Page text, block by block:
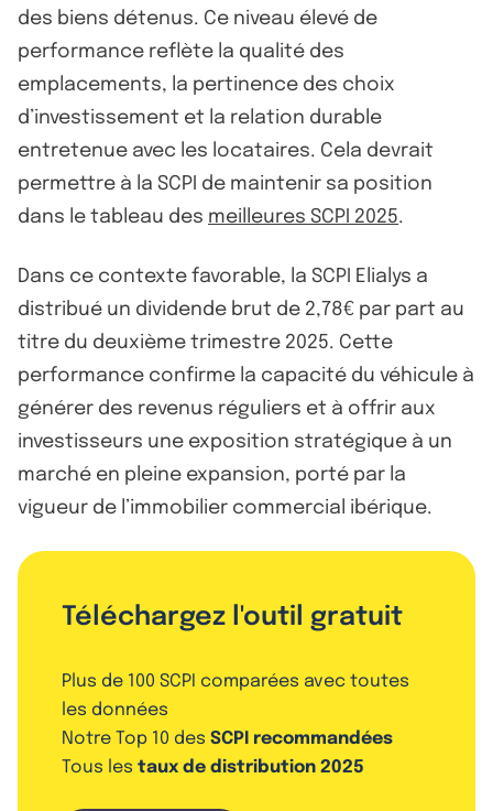
des biens détenus. Ce niveau élevé de
performance reflète la qualité des
emplacements, la pertinence des choix
d’investissement et la relation durable
entretenue avec les locataires. Cela devrait
permettre à la SCPI de maintenir sa position
dans le tableau des meilleures SCPI 2025.
Dans ce contexte favorable, la SCPI Elialys a
distribué un dividende brut de 2,78€ par part au
titre du deuxième trimestre 2025. Cette
performance confirme la capacité du véhicule à
générer des revenus réguliers et à offrir aux
investisseurs une exposition stratégique à un
marché en pleine expansion, porté par la
vigueur de l’immobilier commercial ibérique.
Téléchargez l'outil gratuit
Plus de 100 SCPI comparées avec toutes
les données
Notre Top 10 des SCPI recommandées
Tous les taux de distribution 2025